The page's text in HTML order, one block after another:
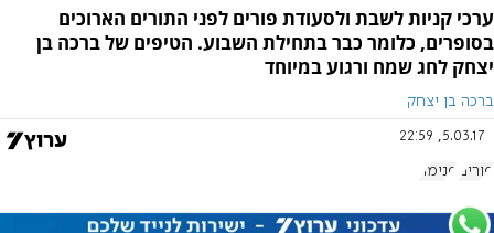
ערכי קניות לשבת ולסעודת פורים לפני התורים הארוכים
בסופרים, כלומר כבר בתחילת השבוע. הטיפים של ברכה בן
יצחק לחג שמח ורגוע במיוחד
ברכה בן יצחק
5.03.17, 22:59
פורים פנימה